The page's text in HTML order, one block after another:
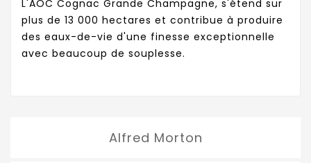
L'AOC Cognac Grande Champagne, s'étend sur
plus de 13 000 hectares et contribue à produire
des eaux-de-vie d'une finesse exceptionnelle
avec beaucoup de souplesse.
Alfred Morton